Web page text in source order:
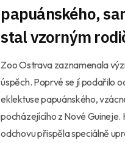
papuánského,
stal vzorným
Zoo Ostrava zaznamenala
úspěch. Poprvé se jí podařilo
eklektuse papuánského,
pocházejícího z Nové Guineje.
odchovu přispěla speciálně